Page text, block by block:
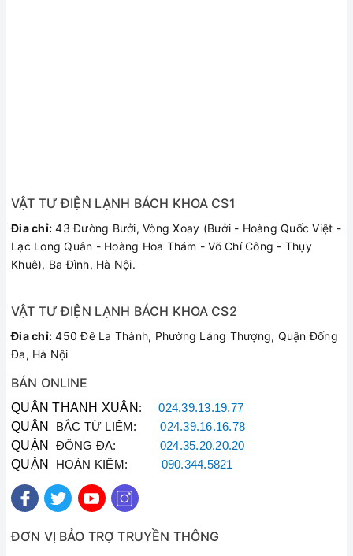
VẬT TƯ ĐIỆN LẠNH BÁCH KHOA CS1
Đia chỉ: 43 Đường Bưởi, Vòng Xoay (Bưởi - Hoàng Quốc Việt -
Lạc Long Quân - Hoàng Hoa Thám - Võ Chí Công - Thụy
Khuê), Ba Đình, Hà Nội.
VẬT TƯ ĐIỆN LẠNH BÁCH KHOA CS2
Đia chỉ: 450 Đê La Thành, Phường Láng Thượng, Quận Đống
Đa, Hà Nội
BÁN ONLINE
QUẬN THANH XUÂN :024.39.13.19.77
QUẬN BẮC TỪ LIÊM:024.39.16.16.78
QUẬN ĐỐNG ĐA: 024.35.20.20.20
QUẬN HOÀN KIẾM: 090.344.5821
ĐƠN VỊ BẢO TRỢ TRUYỀN THÔNG